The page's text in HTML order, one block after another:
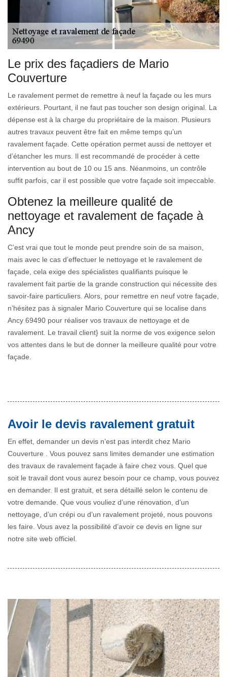
Le prix des façadiers de Mario
Couverture
Le ravalement permet de remettre à neuf la façade ou les murs
extérieurs. Pourtant, il ne faut pas toucher son design original. La
dépense est à la charge du propriétaire de la maison. Plusieurs
autres travaux peuvent être fait en même temps qu’un
ravalement façade. Cette opération permet aussi de nettoyer et
d’étancher les murs. Il est recommandé de procéder à cette
intervention au bout de 10 ou 15 ans. Néanmoins, un contrôle
suffit parfois, car il est possible que votre façade soit impeccable.
Obtenez la meilleure qualité de
nettoyage et ravalement de façade à
Ancy
C’est vrai que tout le monde peut prendre soin de sa maison,
mais avec le cas d’effectuer le nettoyage et le ravalement de
façade, cela exige des spécialistes qualifiants puisque le
ravalement fait partie de la grande construction qui nécessite des
savoir-faire particuliers. Alors, pour remettre en neuf votre façade,
n’hésitez pas à signaler Mario Couverture qui se localise dans
Ancy 69490 pour réaliser vos travaux de nettoyage et de
ravalement. Le travail client} suit la norme de vos exigence selon
vos attentes dans le but de donner la meilleure qualité pour votre
façade.
Avoir le devis ravalement gratuit
En effet, demander un devis n’est pas interdit chez Mario
Couverture . Vous pouvez sans limites demander une estimation
des travaux de ravalement façade à faire chez vous. Quel que
soit le travail dont vous aurez besoin pour ce champ, vous pouvez
en demander. Il est gratuit, et sera détaillé selon le contenu de
votre demande. Que vous vouliez d’une rénovation, d’un
nettoyage, d’un crépi ou d’un ravalement projeté, nous pouvons
les faire. Vous avez la possibilité d’avoir ce devis en ligne sur
notre site web officiel.